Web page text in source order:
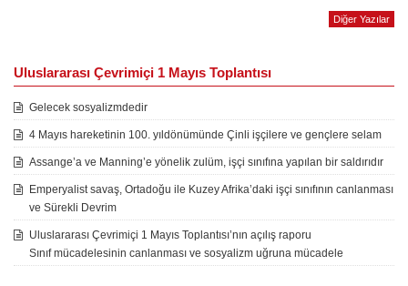
Diğer Yazılar
Uluslararası Çevrimiçi 1 Mayıs Toplantısı
Gelecek sosyalizmdedir
4 Mayıs hareketinin 100. yıldönümünde Çinli işçilere ve gençlere selam
Assange’a ve Manning’e yönelik zulüm, işçi sınıfına yapılan bir saldırıdır
Emperyalist savaş, Ortadoğu ile Kuzey Afrika’daki işçi sınıfının canlanması
ve Sürekli Devrim
Uluslararası Çevrimiçi 1 Mayıs Toplantısı’nın açılış raporu
Sınıf mücadelesinin canlanması ve sosyalizm uğruna mücadele